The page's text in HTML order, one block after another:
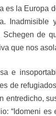
es la Europa
Inadmisible
Schegen de
que nos
e
de
entredicho,
“Idomeni